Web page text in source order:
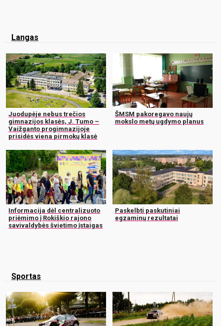
Langas
Juodupėje nebus trečios
gimnazijos klasės, J. Tumo –
Vaižganto progimnazijoje
prisidės viena pirmokų klasė
ŠMSM pakoregavo naujų
mokslo metų ugdymo planus
Informacija dėl centralizuoto
priėmimo į Rokiškio rajono
savivaldybės švietimo įstaigas
Paskelbti paskutiniai
egzaminų rezultatai
Sportas